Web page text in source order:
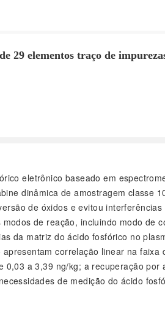
29 elementos traço de
eletrônico baseado em
dinâmica de amostragem classe
de óxidos e evitou
de reação, incluindo modo de
da matriz do ácido fosfórico no
correlação linear na faixa
a 3,39 ng/kg; a recuperação por
de medição do ácido